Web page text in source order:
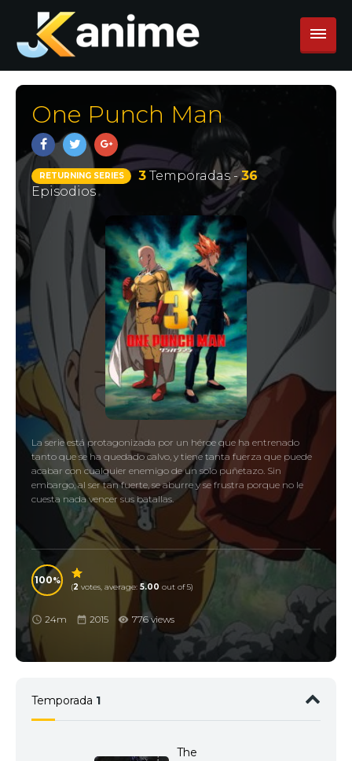
One Punch Man
RETURNING SERIES 3Temporadas -36
Episodios
La serie está protagonizada por un héroe que ha entrenado
tanto que se ha quedado calvo, y tiene tanta fuerza que puede
acabar con cualquier enemigo de un solo puñetazo. Sin
embargo, al ser tan fuerte, se aburre y se frustra porque no le
cuesta nada vencer sus batallas.
100
(2 votes, average: 5.00 out of 5)
24m 2015 776 views
Temporada 1
The